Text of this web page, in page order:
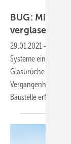
BUG: Mit
verglasen
29.01.2021 -
Systeme eine
Glasbrüche beim
Vergangenheit an,
Baustelle erfolgen